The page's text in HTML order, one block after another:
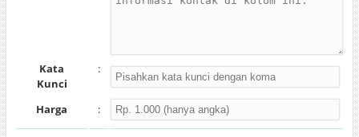
Kata
Kunci
:
Harga :